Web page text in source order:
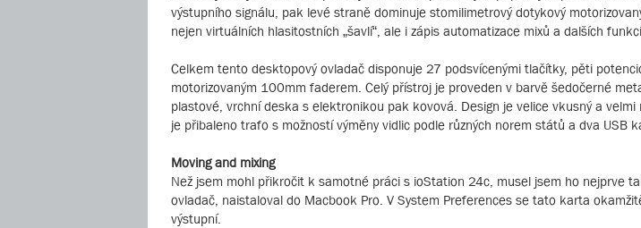
výstupního signálu, pak levé straně dominuje stomilimetrový dotykový
nejen virtuálních hlasitostních „šavlí“, ale i zápis automatizace mixů a dalších
Celkem tento desktopový ovladač disponuje 27 podsvícenými tlačítky, pěti
motorizovaným 100mm faderem. Celý přístroj je proveden v barvě šedočerné
plastové, vrchní deska s elektronikou pak kovová. Design je velice vkusný a
je přibaleno trafo s možností výměny vidlic podle různých norem států a dva USB
Moving and mixing
Než jsem mohl přikročit k samotné práci s ioStation 24c, musel jsem ho nejprve
ovladač, naistaloval do Macbook Pro. V System Preferences se tato karta
výstupní.